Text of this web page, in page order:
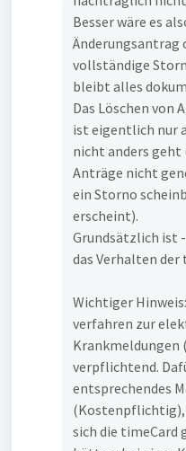
Besser wäre es
Änderungsantrag
vollständige
bleibt alles
Das Löschen von
ist eigentlich nur
nicht anders geht
Anträge nicht
ein Storno
erscheint).
Grundsätzlich ist
das Verhalten
Wichtiger
verfahren zur
Krankmeldungen
verpflichtend.
entsprechendes
(Kostenpflichtig),
sich die timeCard